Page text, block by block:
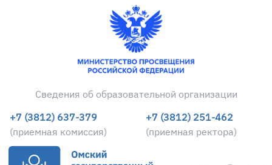
Сведения об образовательной организации
+7 (3812) 637-379
(приемная комиссия)
+7 (3812) 251-462
(приемная ректора)